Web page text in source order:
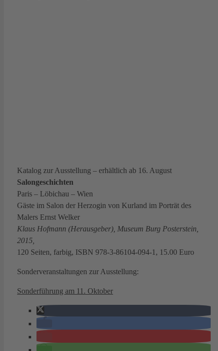
Katalog zur Ausstellung – erhältlich ab 16. August
Salongeschichten
Paris – Löbichau – Wien
Gäste im Salon der Herzogin von Kurland im Porträt des
Malers Ernst Welker
Klaus Hofmann (Herausgeber), Museum Burg Posterstein,
2015,
120 Seiten, farbig, ISBN 978-3-86104-094-1, 15.00 Euro
Sonderveranstaltungen zur Ausstellung:
Sonderführung am 11. Oktober